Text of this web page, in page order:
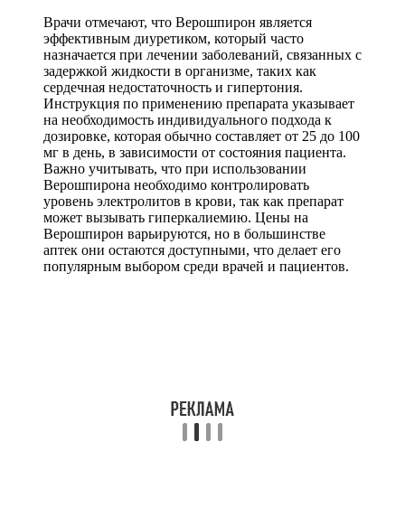
Врачи отмечают, что Верошпирон является
эффективным диуретиком, который часто
назначается при лечении заболеваний, связанных с
задержкой жидкости в организме, таких как
сердечная недостаточность и гипертония.
Инструкция по применению препарата указывает
на необходимость индивидуального подхода к
дозировке, которая обычно составляет от 25 до 100
мг в день, в зависимости от состояния пациента.
Важно учитывать, что при использовании
Верошпирона необходимо контролировать
уровень электролитов в крови, так как препарат
может вызывать гиперкалиемию. Цены на
Верошпирон варьируются, но в большинстве
аптек они остаются доступными, что делает его
популярным выбором среди врачей и пациентов.